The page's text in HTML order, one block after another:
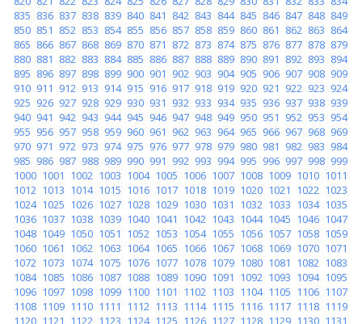
835 836 837 838 839 840 841 842 843 844 845 846 847 848 849
850 851 852 853 854 855 856 857 858 859 860 861 862 863 864
865 866 867 868 869 870 871 872 873 874 875 876 877 878 879
880 881 882 883 884 885 886 887 888 889 890 891 892 893 894
895 896 897 898 899 900 901 902 903 904 905 906 907 908 909
910 911 912 913 914 915 916 917 918 919 920 921 922 923 924
925 926 927 928 929 930 931 932 933 934 935 936 937 938 939
940 941 942 943 944 945 946 947 948 949 950 951 952 953 954
955 956 957 958 959 960 961 962 963 964 965 966 967 968 969
970 971 972 973 974 975 976 977 978 979 980 981 982 983 984
985 986 987 988 989 990 991 992 993 994 995 996 997 998 999
1000 1001 1002 1003 1004 1005 1006 1007 1008 1009 1010 1011
1012 1013 1014 1015 1016 1017 1018 1019 1020 1021 1022 1023
1024 1025 1026 1027 1028 1029 1030 1031 1032 1033 1034 1035
1036 1037 1038 1039 1040 1041 1042 1043 1044 1045 1046 1047
1048 1049 1050 1051 1052 1053 1054 1055 1056 1057 1058 1059
1060 1061 1062 1063 1064 1065 1066 1067 1068 1069 1070 1071
1072 1073 1074 1075 1076 1077 1078 1079 1080 1081 1082 1083
1084 1085 1086 1087 1088 1089 1090 1091 1092 1093 1094 1095
1096 1097 1098 1099 1100 1101 1102 1103 1104 1105 1106 1107
1108 1109 1110 1111 1112 1113 1114 1115 1116 1117 1118 1119
1120 1121 1122 1123 1124 1125 1126 1127 1128 1129 1130 1131